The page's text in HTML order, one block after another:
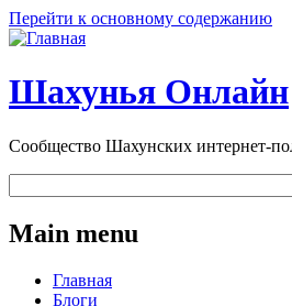
Перейти к основному содержанию
Шахунья Онлайн
Сообщество Шахунских интернет-
Main menu
Главная
Блоги